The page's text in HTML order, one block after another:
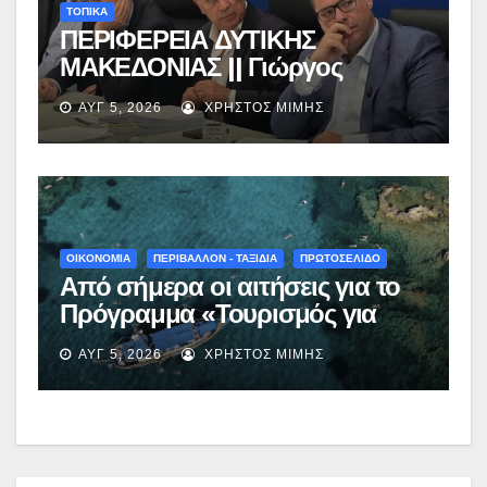
ΤΟΠΙΚΑ
ΠΕΡΙΦΕΡΕΙΑ ΔΥΤΙΚΗΣ
ΜΑΚΕΔΟΝΙΑΣ || Γιώργος
Αμανατίδης για Φράγμα
Νεστορίου: «Η δέσμευσή μας
γίνεται πράξη με εξασφαλισμένη
χρηματοδότηση»
ΑΥΓ 5, 2026 ΧΡΉΣΤΟΣ ΜΊΜΗΣ
ΟΙΚΟΝΟΜΙΑ ΠΕΡΙΒΑΛΛΟΝ - ΤΑΞΙΔΙΑ ΠΡΩΤΟΣΕΛΙΔΟ
Από σήμερα οι αιτήσεις για το
Πρόγραμμα «Τουρισμός για
Όλους 2026-2027» – Πότε λήγει
η προσθεσμία
ΑΥΓ 5, 2026 ΧΡΉΣΤΟΣ ΜΊΜΗΣ